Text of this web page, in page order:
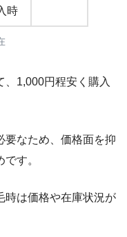
時
、1,000円程安く購入
要なため、価格面を抑
す。
時は価格や在庫状況が